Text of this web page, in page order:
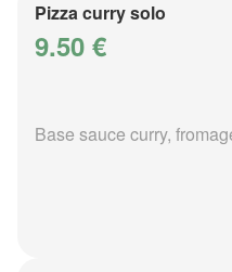
Pizza curry solo
9.50 €
Base sauce curry,